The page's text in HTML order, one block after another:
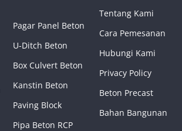
Pagar Panel Beton
U-Ditch Beton
Box Culvert Beton
Kanstin Beton
Paving Block
Pipa Beton RCP
Tentang Kami
Cara Pemesanan
Hubungi Kami
Privacy Policy
Beton Precast
Bahan Bangunan